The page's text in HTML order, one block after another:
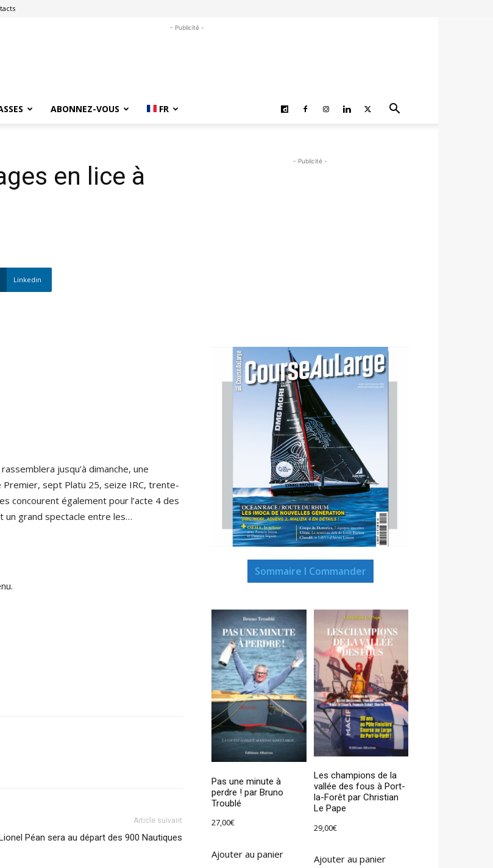
- Publicité -
ABONNEZ-VOUS FR
en lice à
Linkedin
jusqu’à dimanche, une
sept Platu 25, seize IRC, trente-
concourent également pour l’acte 4 des
un grand spectacle entre les…
Article suivant
Péan sera au départ des 900 Nautiques
- Publicité -
Sommaire I Commander
Pas une minute à
perdre ! par Bruno
Troublé
27,00€
Ajouter au panier
Les champions de la
vallée des fous à Port-
la-Forêt par Christian
Le Pape
29,00€
Ajouter au panier